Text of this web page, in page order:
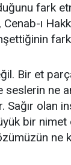
fark
ı
Bir et
seslerin ne
olan
bir
ne